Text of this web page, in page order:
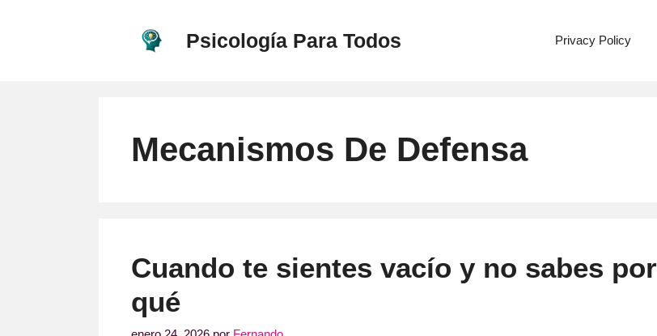
Psicología Para Todos Privacy Policy
Mecanismos De Defensa
Cuando te sientes vacío y no sabes por
qué